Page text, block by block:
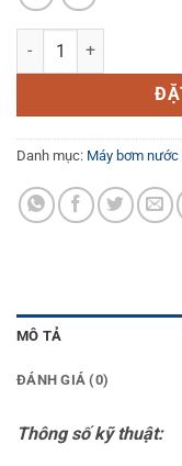
Máy bơm nước Ebara
Danh mục: Máy bơm nước
MÔ TẢ
ĐÁNH GIÁ (0)
Thông số kỹ thuật: